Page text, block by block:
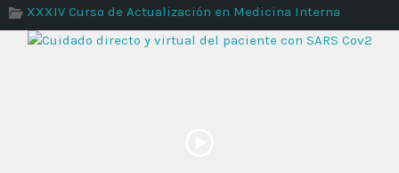
XXXIV Curso de Actualización en Medicina Interna